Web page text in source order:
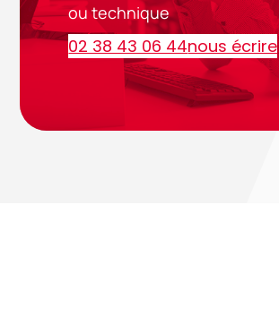
ou technique
02 38 43 06 44nous écrire